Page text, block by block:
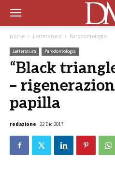
Home Letteratura Parodontologia
Letteratura Parodontologia
“Black
–
papilla
redazione 22 Dic 2017